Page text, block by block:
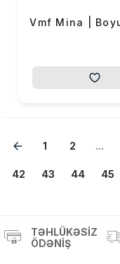
Vmf Mina |
1 2 ...
42 43 44 45
TƏHLÜKƏSIZ
ÖDƏNIŞ